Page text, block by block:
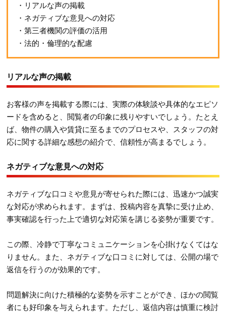
・リアルな声の掲載
・ネガティブな意見への対応
・第三者機関の評価の活用
・法的・倫理的な配慮
リアルな声の掲載
お客様の声を掲載する際には、実際の体験談や具体的なエピソ
ードを含めると、閲覧者の印象に残りやすいでしょう。たとえ
ば、物件の購入や賃貸に至るまでのプロセスや、スタッフの対
応に関する詳細な感想の紹介で、信頼性が高まるでしょう。
ネガティブな意見への対応
ネガティブな口コミや意見が寄せられた際には、迅速かつ誠実
な対応が求められます。まずは、投稿内容を真摯に受け止め、
事実確認を行った上で適切な対応策を講じる姿勢が重要です。
この際、冷静で丁寧なコミュニケーションを心掛けなくてはな
りません。また、ネガティブな口コミに対しては、公開の場で
返信を行うのが効果的です。
問題解決に向けた積極的な姿勢を示すことができ、ほかの閲覧
者にも好印象を与えられます。ただし、返信内容は慎重に検討